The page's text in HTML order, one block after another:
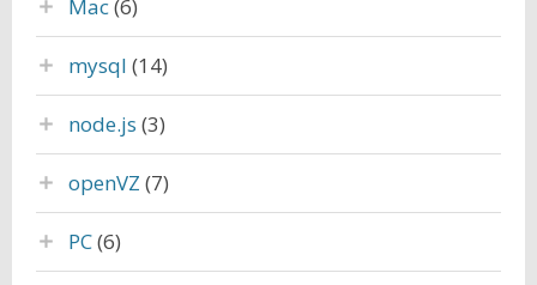
Mac(6)
mysql (14)
node.js (3)
openVZ (7)
PC(6)